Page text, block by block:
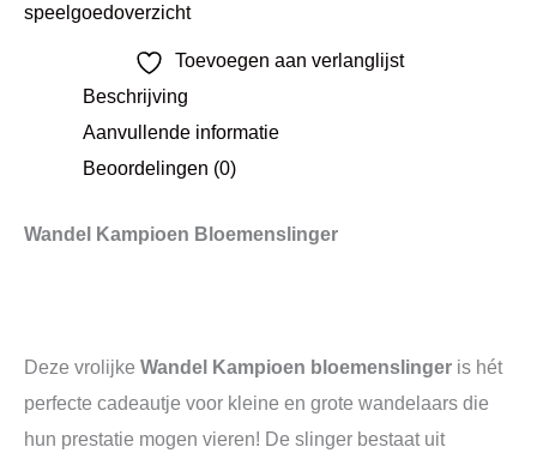
speelgoedoverzicht
Toevoegen aan verlanglijst
Beschrijving
Aanvullende informatie
Beoordelingen (0)
Wandel Kampioen Bloemenslinger
Deze vrolijke Wandel Kampioen bloemenslinger is hét
perfecte cadeautje voor kleine en grote wandelaars die
hun prestatie mogen vieren! De slinger bestaat uit